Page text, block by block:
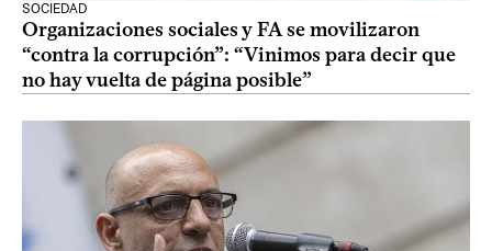
SOCIEDAD
Organizaciones sociales y FA se movilizaron
“contra la corrupción”: “Vinimos para decir que
no hay vuelta de página posible”